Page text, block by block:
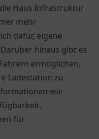
Haus Infrastruktur
mehr
dafür, eigene
hinaus gibt es
ermöglichen,
Ladestation zu
wie
für